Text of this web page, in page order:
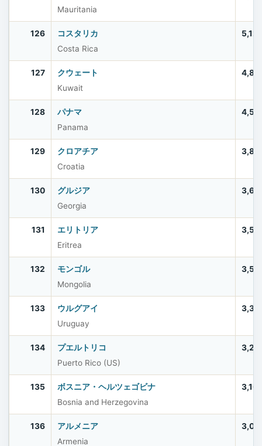
Mauritania
126
コスタリカ
Costa Rica
127
クウェート
Kuwait
128
パナマ
Panama
129
クロアチア
Croatia
130
グルジア
Georgia
131
エリトリア
Eritrea
132
モンゴル
Mongolia
133
ウルグアイ
Uruguay
134
プエルトリコ
Puerto Rico (US)
135
ボスニア・ヘルツェゴビナ
Bosnia and Herzegovina
136
アルメニア
Armenia